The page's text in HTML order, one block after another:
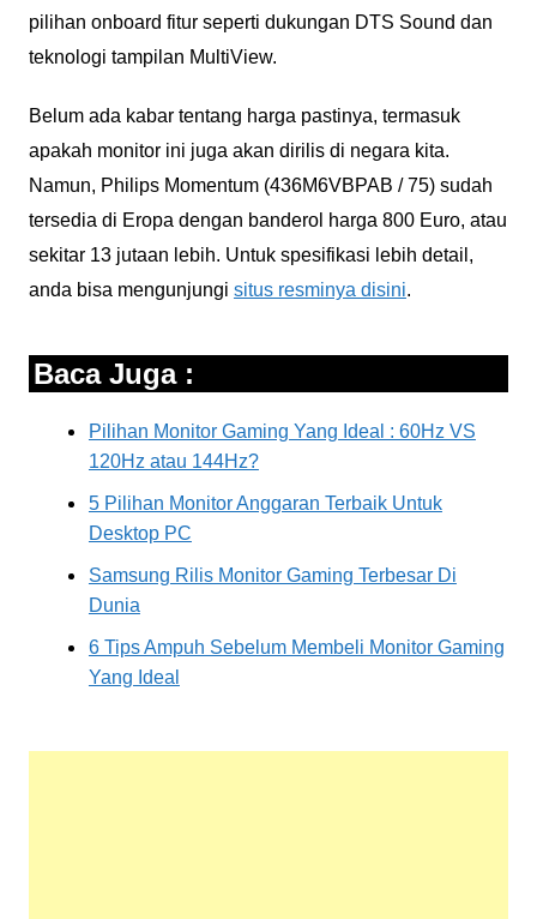
pilihan onboard fitur seperti dukungan DTS Sound dan
teknologi tampilan MultiView.
Belum ada kabar tentang harga pastinya, termasuk
apakah monitor ini juga akan dirilis di negara kita.
Namun, Philips Momentum (436M6VBPAB / 75) sudah
tersedia di Eropa dengan banderol harga 800 Euro, atau
sekitar 13 jutaan lebih. Untuk spesifikasi lebih detail,
anda bisa mengunjungi situs resminya disini.
Baca Juga :
Pilihan Monitor Gaming Yang Ideal : 60Hz VS
120Hz atau 144Hz?
5 Pilihan Monitor Anggaran Terbaik Untuk
Desktop PC
Samsung Rilis Monitor Gaming Terbesar Di
Dunia
6 Tips Ampuh Sebelum Membeli Monitor Gaming
Yang Ideal